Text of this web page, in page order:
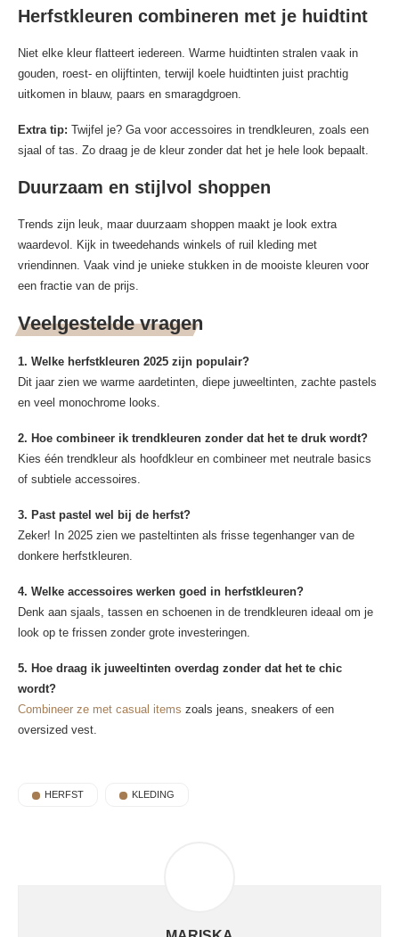
Herfstkleuren combineren met je huidtint
Niet elke kleur flatteert iedereen. Warme huidtinten stralen vaak in
gouden, roest- en olijftinten, terwijl koele huidtinten juist prachtig
uitkomen in blauw, paars en smaragdgroen.
Extra tip: Twijfel je? Ga voor accessoires in trendkleuren, zoals een
sjaal of tas. Zo draag je de kleur zonder dat het je hele look bepaalt.
Duurzaam en stijlvol shoppen
Trends zijn leuk, maar duurzaam shoppen maakt je look extra
waardevol. Kijk in tweedehands winkels of ruil kleding met
vriendinnen. Vaak vind je unieke stukken in de mooiste kleuren voor
een fractie van de prijs.
Veelgestelde vragen
1. Welke herfstkleuren 2025 zijn populair?
Dit jaar zien we warme aardetinten, diepe juweeltinten, zachte pastels
en veel monochrome looks.
2. Hoe combineer ik trendkleuren zonder dat het te druk wordt?
Kies één trendkleur als hoofdkleur en combineer met neutrale basics
of subtiele accessoires.
3. Past pastel wel bij de herfst?
Zeker! In 2025 zien we pasteltinten als frisse tegenhanger van de
donkere herfstkleuren.
4. Welke accessoires werken goed in herfstkleuren?
Denk aan sjaals, tassen en schoenen in de trendkleuren ideaal om je
look op te frissen zonder grote investeringen.
5. Hoe draag ik juweeltinten overdag zonder dat het te chic
wordt?
Combineer ze met casual items zoals jeans, sneakers of een
oversized vest.
HERFST KLEDING